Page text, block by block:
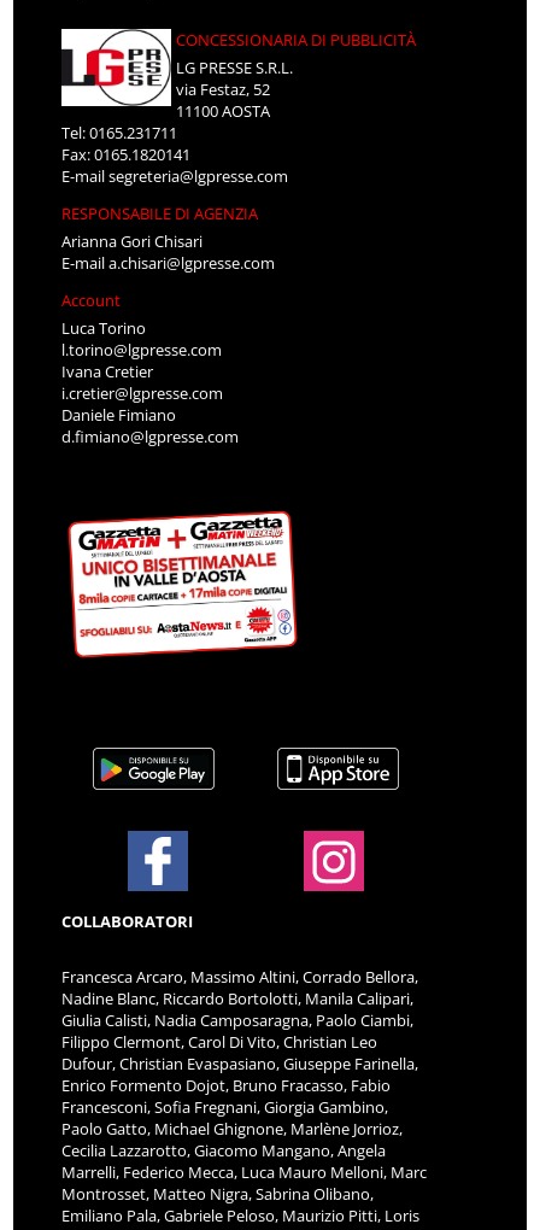
CONCESSIONARIA DI PUBBLICITÀ
LG PRESSE S.R.L.
via Festaz, 52
11100 AOSTA
Tel: 0165.231711
Fax: 0165.1820141
E-mailsegreteria@lgpresse.com
RESPONSABILE DI AGENZIA
Arianna Gori Chisari
E-maila.chisari@lgpresse.com
Account
Luca Torino
l.torino@lgpresse.com
Ivana Cretier
i.cretier@lgpresse.com
Daniele Fimiano
d.fimiano@lgpresse.com
COLLABORATORI
Francesca Arcaro, Massimo Altini, Corrado Bellora,
Nadine Blanc, Riccardo Bortolotti, Manila Calipari,
Giulia Calisti, Nadia Camposaragna, Paolo Ciambi,
Filippo Clermont, Carol Di Vito, Christian Leo
Dufour, Christian Evaspasiano, Giuseppe Farinella,
Enrico Formento Dojot, Bruno Fracasso, Fabio
Francesconi, Sofia Fregnani, Giorgia Gambino,
Paolo Gatto, Michael Ghignone, Marlène Jorrioz,
Cecilia Lazzarotto, Giacomo Mangano, Angela
Marrelli, Federico Mecca, Luca Mauro Melloni, Marc
Montrosset, Matteo Nigra, Sabrina Olibano,
Emiliano Pala, Gabriele Peloso, Maurizio Pitti, Loris